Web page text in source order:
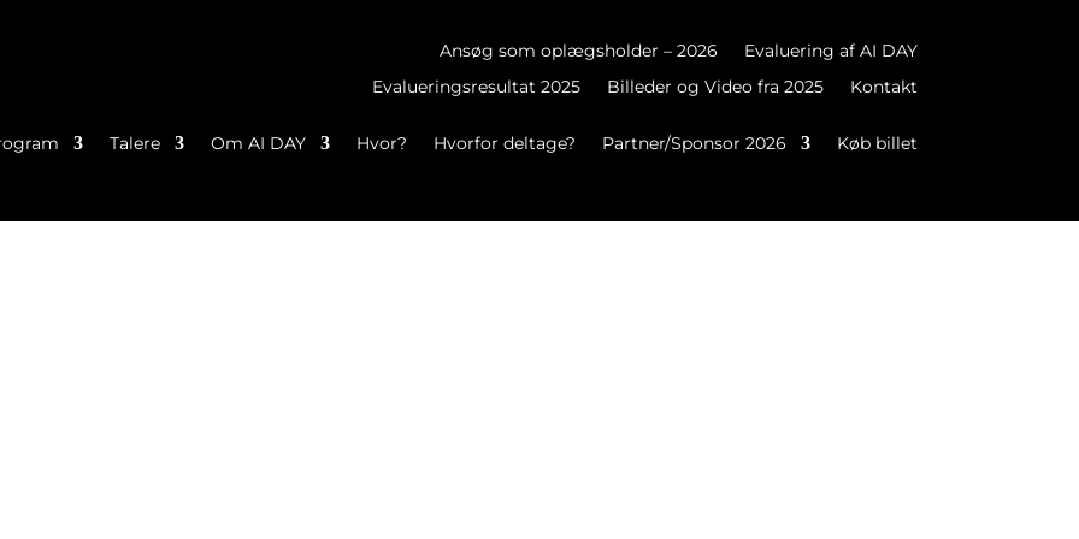
Ansøg som oplægsholder – 2026
Evaluering af AI DAY
Evalueringsresultat 2025
Billeder og Video fra 2025 Kontakt
Talere Om AI DAY Hvor? Hvorfor deltage? Partner/Sponsor 2026 Køb billet